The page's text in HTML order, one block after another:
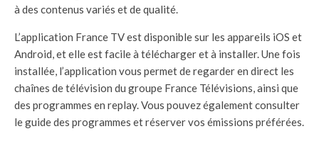
à des contenus variés et de qualité.
L’application France TV est disponible sur les appareils iOS et
Android, et elle est facile à télécharger et à installer. Une fois
installée, l’application vous permet de regarder en direct les
chaînes de télévision du groupe France Télévisions, ainsi que
des programmes en replay. Vous pouvez également consulter
le guide des programmes et réserver vos émissions préférées.